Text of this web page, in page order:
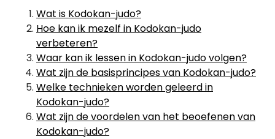
Wat is Kodokan-judo?
Hoe kan ik mezelf in Kodokan-judo
verbeteren?
Waar kan ik lessen in Kodokan-judo volgen?
Wat zijn de basisprincipes van Kodokan-judo?
Welke technieken worden geleerd in
Kodokan-judo?
Wat zijn de voordelen van het beoefenen van
Kodokan-judo?